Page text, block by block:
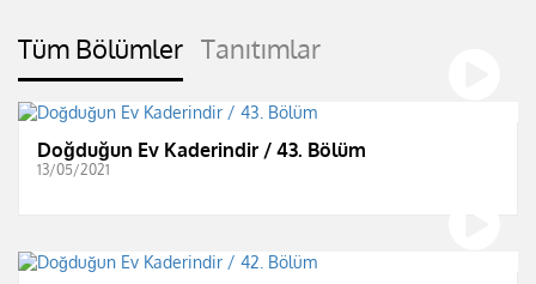
Tüm Bölümler Tanıtımlar
Doğduğun Ev Kaderindir / 43. Bölüm
13/05/2021